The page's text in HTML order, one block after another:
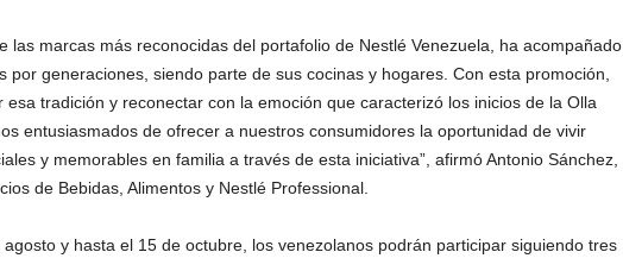
las marcas más reconocidas del portafolio de Nestlé Venezuela, ha acompañado
por generaciones, siendo parte de sus cocinas y hogares. Con esta promoción,
esa tradición y reconectar con la emoción que caracterizó los inicios de la Olla
entusiasmados de ofrecer a nuestros consumidores la oportunidad de vivir
y memorables en familia a través de esta iniciativa”, afirmó Antonio Sánchez,
de Bebidas, Alimentos y Nestlé Professional.
y hasta el 15 de octubre, los venezolanos podrán participar siguiendo tres